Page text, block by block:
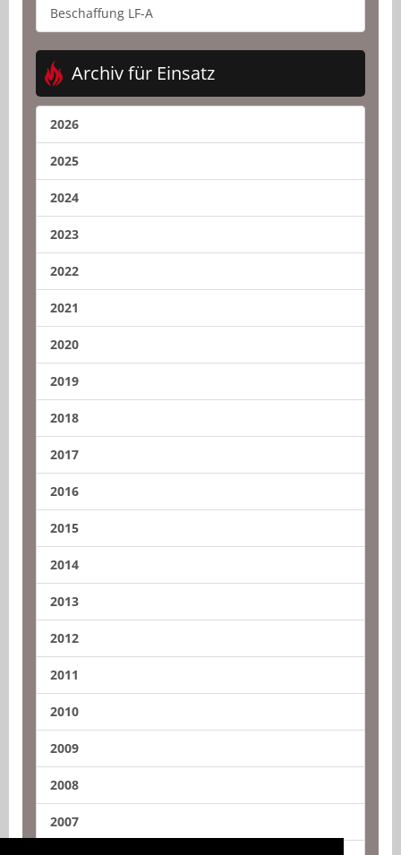
Beschaffung LF-A
Archiv für Einsatz
2026
2025
2024
2023
2022
2021
2020
2019
2018
2017
2016
2015
2014
2013
2012
2011
2010
2009
2008
2007